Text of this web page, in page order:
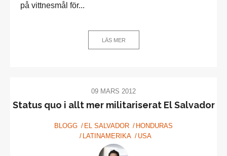
på vittnesmål för...
LÄS MER
09 MARS 2012
Status quo i allt mer militariserat El Salvador
BLOGG EL SALVADOR
HONDURAS
LATINAMERIKA
USA